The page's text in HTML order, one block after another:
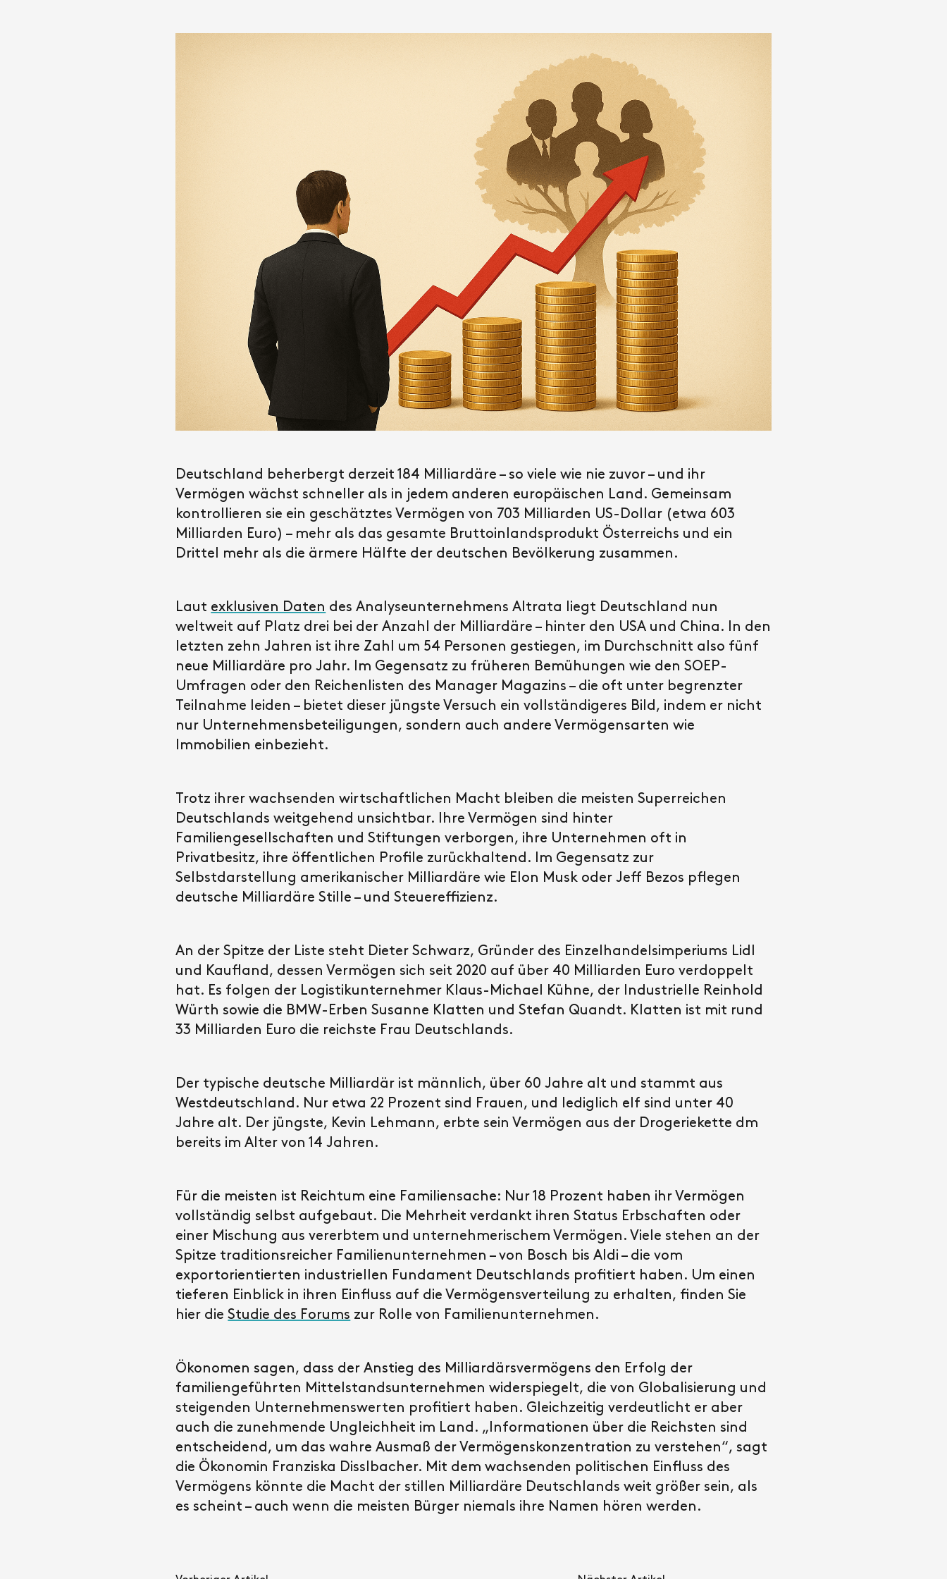
Deutschland beherbergt derzeit 184 Milliardäre – so viele wie nie zuvor – und ihr
Vermögen wächst schneller als in jedem anderen europäischen Land. Gemeinsam
kontrollieren sie ein geschätztes Vermögen von 703 Milliarden US-Dollar (etwa 603
Milliarden Euro) – mehr als das gesamte Bruttoinlandsprodukt Österreichs und ein
Drittel mehr als die ärmere Hälfte der deutschen Bevölkerung zusammen.
Laut exklusiven Daten des Analyseunternehmens Altrata liegt Deutschland nun
weltweit auf Platz drei bei der Anzahl der Milliardäre – hinter den USA und China. In den
letzten zehn Jahren ist ihre Zahl um 54 Personen gestiegen, im Durchschnitt also fünf
neue Milliardäre pro Jahr. Im Gegensatz zu früheren Bemühungen wie den SOEP-
Umfragen oder den Reichenlisten des Manager Magazins – die oft unter begrenzter
Teilnahme leiden – bietet dieser jüngste Versuch ein vollständigeres Bild, indem er nicht
nur Unternehmensbeteiligungen, sondern auch andere Vermögensarten wie
Immobilien einbezieht.
Trotz ihrer wachsenden wirtschaftlichen Macht bleiben die meisten Superreichen
Deutschlands weitgehend unsichtbar. Ihre Vermögen sind hinter
Familiengesellschaften und Stiftungen verborgen, ihre Unternehmen oft in
Privatbesitz, ihre öffentlichen Profile zurückhaltend. Im Gegensatz zur
Selbstdarstellung amerikanischer Milliardäre wie Elon Musk oder Jeff Bezos pflegen
deutsche Milliardäre Stille – und Steuereffizienz.
An der Spitze der Liste steht Dieter Schwarz, Gründer des Einzelhandelsimperiums Lidl
und Kaufland, dessen Vermögen sich seit 2020 auf über 40 Milliarden Euro verdoppelt
hat. Es folgen der Logistikunternehmer Klaus-Michael Kühne, der Industrielle Reinhold
Würth sowie die BMW-Erben Susanne Klatten und Stefan Quandt. Klatten ist mit rund
33 Milliarden Euro die reichste Frau Deutschlands.
Der typische deutsche Milliardär ist männlich, über 60 Jahre alt und stammt aus
Westdeutschland. Nur etwa 22 Prozent sind Frauen, und lediglich elf sind unter 40
Jahre alt. Der jüngste, Kevin Lehmann, erbte sein Vermögen aus der Drogeriekette dm
bereits im Alter von 14 Jahren.
Für die meisten ist Reichtum eine Familiensache: Nur 18 Prozent haben ihr Vermögen
vollständig selbst aufgebaut. Die Mehrheit verdankt ihren Status Erbschaften oder
einer Mischung aus vererbtem und unternehmerischem Vermögen. Viele stehen an der
Spitze traditionsreicher Familienunternehmen – von Bosch bis Aldi – die vom
exportorientierten industriellen Fundament Deutschlands profitiert haben. Um einen
tieferen Einblick in ihren Einfluss auf die Vermögensverteilung zu erhalten, finden Sie
hier dieStudie des Forums zur Rolle von Familienunternehmen.
Ökonomen sagen, dass der Anstieg des Milliardärsvermögens den Erfolg der
familiengeführten Mittelstandsunternehmen widerspiegelt, die von Globalisierung und
steigenden Unternehmenswerten profitiert haben. Gleichzeitig verdeutlicht er aber
auch die zunehmende Ungleichheit im Land. „Informationen über die Reichsten sind
entscheidend, um das wahre Ausmaß der Vermögenskonzentration zu verstehen“, sagt
die Ökonomin Franziska Disslbacher. Mit dem wachsenden politischen Einfluss des
Vermögens könnte die Macht der stillen Milliardäre Deutschlands weit größer sein, als
es scheint – auch wenn die meisten Bürger niemals ihre Namen hören werden.